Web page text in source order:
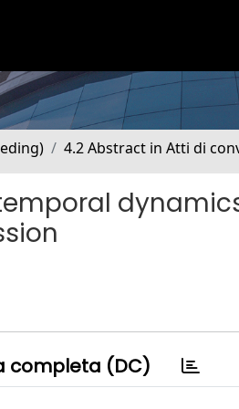
4.2 Abstract in Atti di
completa (DC)